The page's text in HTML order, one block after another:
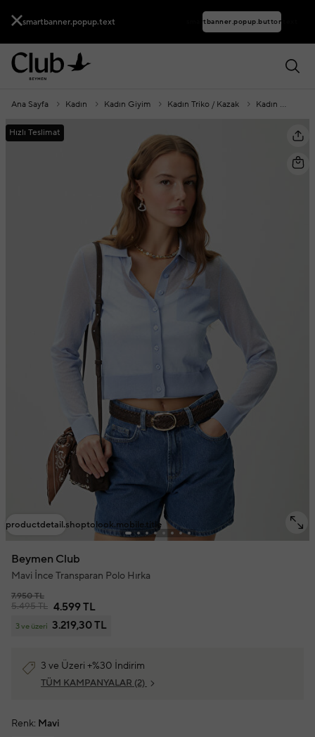
smartbanner.popup.text smartbanner.popup.buttontext
Hızlı Teslimat
Ana Sayfa Kadın Kadın Giyim Kadın Triko / Kazak Kadın Hırka
productdetail.shoptolook.mobile.title
Beymen Club
Mavi İnce Transparan Polo Hırka
7.950 TL
5.495 TL 4.599 TL
3 ve üzeri 3.219,30 TL
3 ve Üzeri +%30 İndirim
TÜM KAMPANYALAR (2)
Renk: Mavi